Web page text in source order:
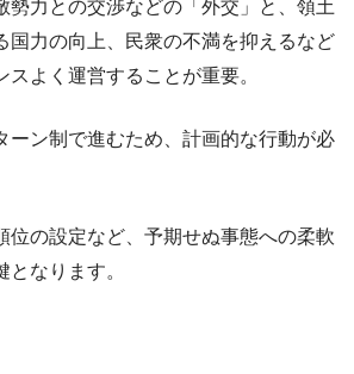
勢力との交渉などの「外交」と、領土
国力の向上、民衆の不満を抑えるなど
よく運営することが重要。
ーン制で進むため、計画的な行動が必
位の設定など、予期せぬ事態への柔軟
なります。